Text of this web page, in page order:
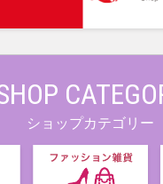
ショップカテゴリー